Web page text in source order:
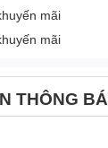
mãi
mãi
THÔNG